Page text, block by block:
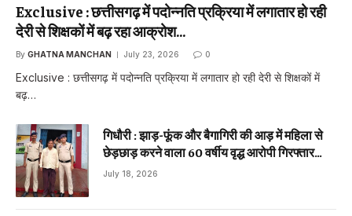
Exclusive : छत्तीसगढ़ में पदोन्नति प्रक्रिया में लगातार हो रही
देरी से शिक्षकों में बढ़ रहा आक्रोश…
By GHATNA MANCHAN July 23, 2026 0
Exclusive : छत्तीसगढ़ में पदोन्नति प्रक्रिया में लगातार हो रही देरी से शिक्षकों में
बढ़…
गिधौरी : झाड़-फूंक और बैगागिरी की आड़ में महिला से
छेड़छाड़ करने वाला 60 वर्षीय वृद्ध आरोपी गिरफ्तार…
July 18, 2026